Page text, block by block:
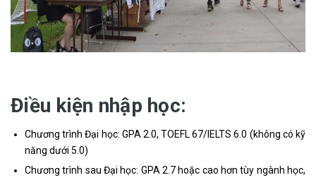
Điều kiện nhập học:
Chương trình Đại học: GPA 2.0, TOEFL 67/IELTS 6.0 (không có kỹ
năng dưới 5.0)
Chương trình sau Đại học: GPA 2.7 hoặc cao hơn tùy ngành học,